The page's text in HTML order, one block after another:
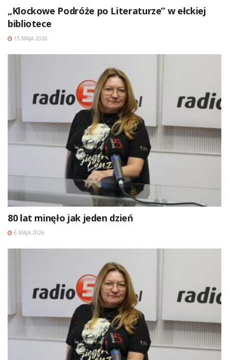
„Klockowe Podróże po Literaturze” w ełckiej
bibliotece
15 MAJA 2026
80 lat minęło jak jeden dzień
6 MAJA 2026